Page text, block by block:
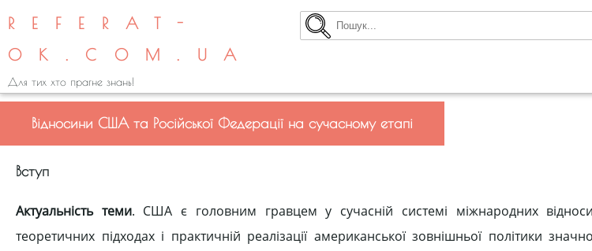
REFERAT-
OK.COM.UA
Для тих хто прагне знань!
Відносини США та Російської Федерації на сучасному етапі
Вступ
Актуальність теми. США є головним гравцем у сучасній системі міжнародних
теоретичних підходах і практичній реалізації американської зовнішньої політики